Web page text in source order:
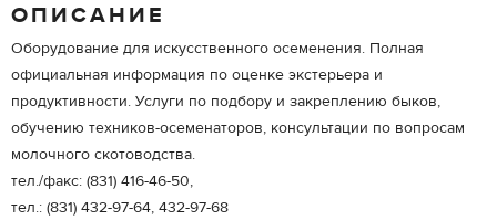
ОПИСАНИЕ
Оборудование для искусственного осеменения. Полная
официальная информация по оценке экстерьера и
продуктивности. Услуги по подбору и закреплению быков,
обучению техников-осеменаторов, консультации по вопросам
молочного скотоводства.
тел./факс: (831) 416-46-50,
тел.: (831) 432-97-64, 432-97-68